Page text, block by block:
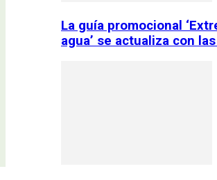
La guía promocional
agua’ se actualiza con